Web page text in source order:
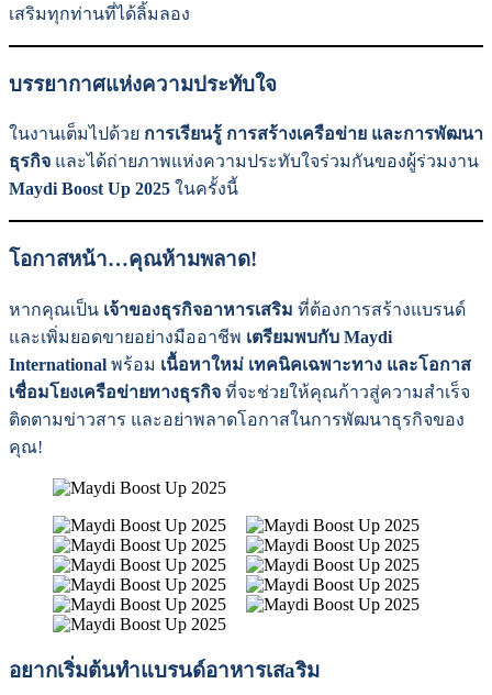
เสริมทุกท่านที่ได้ลิ้มลอง
บรรยากาศแห่งความประทับใจ
ในงานเต็มไปด้วย การเรียนรู้ การสร้างเครือข่าย และการพัฒนา
ธุรกิจ และได้ถ่ายภาพแห่งความประทับใจร่วมกันของผู้ร่วมงาน
Maydi Boost Up 2025 ในครั้งนี้
โอกาสหน้า…คุณห้ามพลาด!
หากคุณเป็น เจ้าของธุรกิจอาหารเสริม ที่ต้องการสร้างแบรนด์
และเพิ่มยอดขายอย่างมืออาชีพ เตรียมพบกับ Maydi
International พร้อม เนื้อหาใหม่ เทคนิคเฉพาะทาง และโอกาส
เชื่อมโยงเครือข่ายทางธุรกิจ ที่จะช่วยให้คุณก้าวสู่ความสำเร็จ
ติดตามข่าวสาร และอย่าพลาดโอกาสในการพัฒนาธุรกิจของ
คุณ!
อยากเริ่มต้นทำแบรนด์อาหารเสaริม